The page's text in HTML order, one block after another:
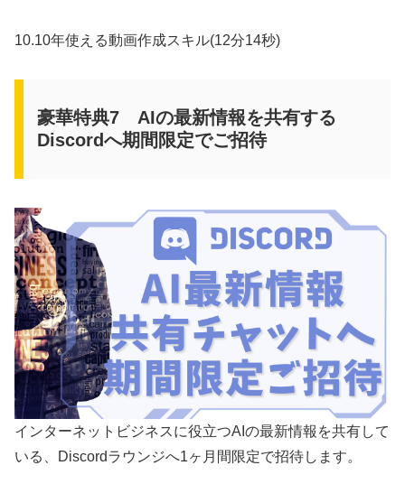
10.10年使える動画作成スキル(12分14秒)
豪華特典7 AIの最新情報を共有する
Discordへ期間限定でご招待
インターネットビジネスに役立つAIの最新情報を共有して
いる、Discordラウンジへ1ヶ月間限定で招待します。